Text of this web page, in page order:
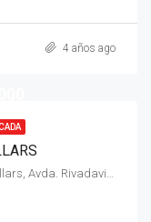
4 años ago